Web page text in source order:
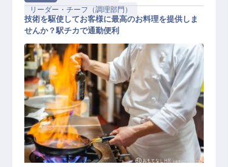
リーダー・チーフ（調理部門）
洋食調理 係長
技術を駆使してお客様に最高のお料理を提供しま
せんか？駅チカで通勤便利